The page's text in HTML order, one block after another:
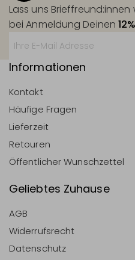
Lass uns
bei Anmeldung Deinen
Informationen
Kontakt
Häufige Fragen
Lieferzeit
Retouren
Öffentlicher Wunschzettel
Geliebtes Zuhause
AGB
Widerrufsrecht
Datenschutz